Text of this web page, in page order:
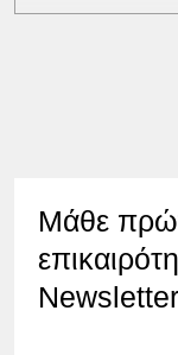
Μάθε